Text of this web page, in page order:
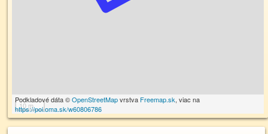
10 m
Podkladové dáta ©OpenStreetMapvrstva Freemap.sk, viac na
https://poi.oma.sk/w60806786